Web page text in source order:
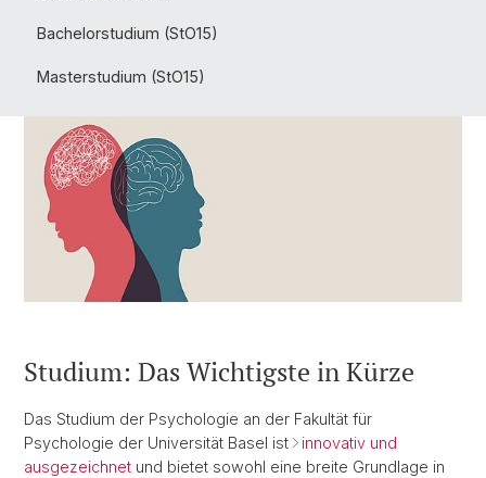
Bachelorstudium (StO15)
Masterstudium (StO15)
Studium: Das Wichtigste in Kürze
Das Studium der Psychologie an der Fakultät für
Psychologie der Universität Basel ist
innovativ und
ausgezeichnet und bietet sowohl eine breite Grundlage in